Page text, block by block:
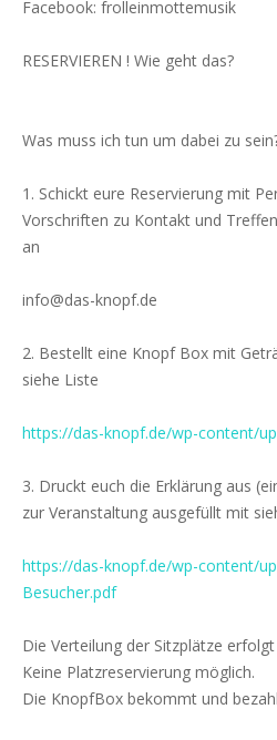
Facebook: frolleinmottemusik
RESERVIEREN ! Wie geht das?
Was muss ich tun um dabei zu
1. Schickt eure Reservierung mit
Vorschriften zu Kontakt und
an
info@das-knopf.de
2. Bestellt eine Knopf Box mit
siehe Liste
https://das-knopf.de/wp-content/
3. Druckt euch die Erklärung aus
zur Veranstaltung ausgefüllt mit
https://das-knopf.de/wp-content/
Besucher.pdf
Die Verteilung der Sitzplätze
Keine Platzreservierung möglich.
Die KnopfBox bekommt und